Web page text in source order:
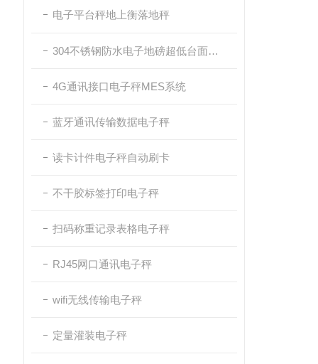
电子平台秤地上衡落地秤
304不锈钢防水电子地磅超低台面带斜坡
4G通讯接口电子秤MES系统
蓝牙通讯传输数据电子秤
读卡计件电子秤自动刷卡
不干胶标签打印电子秤
扫码称重记录表格电子秤
RJ45网口通讯电子秤
wifi无线传输电子秤
定量灌装电子秤